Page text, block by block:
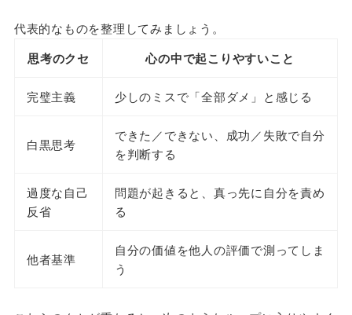
代表的なものを整理してみましょう。
思考のクセ 心の中で起こりやすいこと
完璧主義 少しのミスで「全部ダメ」と感じる
白黒思考
できた／できない、成功／失敗で自分
を判断する
過度な自己
反省
問題が起きると、真っ先に自分を責め
る
他者基準
自分の価値を他人の評価で測ってしま
う